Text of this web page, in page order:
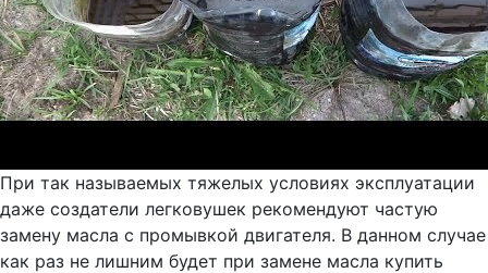
При так называемых тяжелых условиях эксплуатации
даже создатели легковушек рекомендуют частую
замену масла с промывкой двигателя. В данном случае
как раз не лишним будет при замене масла купить